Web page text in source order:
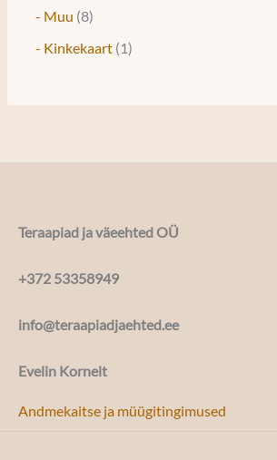
- Muu 8
- Kinkekaart 1
Teraapiad ja väeehted OÜ
+372 53358949
info@teraapiadjaehted.ee
Evelin Kornelt
Andmekaitse ja müügitingimused